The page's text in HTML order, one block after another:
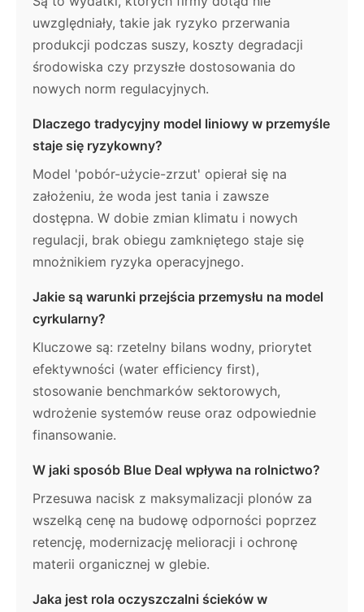
uwzględniały, takie jak ryzyko przerwania
produkcji podczas suszy, koszty degradacji
środowiska czy przyszłe dostosowania do
nowych norm regulacyjnych.
Dlaczego tradycyjny model liniowy w przemyśle
staje się ryzykowny?
Model 'pobór-użycie-zrzut' opierał się na
założeniu, że woda jest tania i zawsze
dostępna. W dobie zmian klimatu i nowych
regulacji, brak obiegu zamkniętego staje się
mnożnikiem ryzyka operacyjnego.
Jakie są warunki przejścia przemysłu na model
cyrkularny?
Kluczowe są: rzetelny bilans wodny, priorytet
efektywności (water efficiency first),
stosowanie benchmarków sektorowych,
wdrożenie systemów reuse oraz odpowiednie
finansowanie.
W jaki sposób Blue Deal wpływa na rolnictwo?
Przesuwa nacisk z maksymalizacji plonów za
wszelką cenę na budowę odporności poprzez
retencję, modernizację melioracji i ochronę
materii organicznej w glebie.
Jaka jest rola oczyszczalni ścieków w